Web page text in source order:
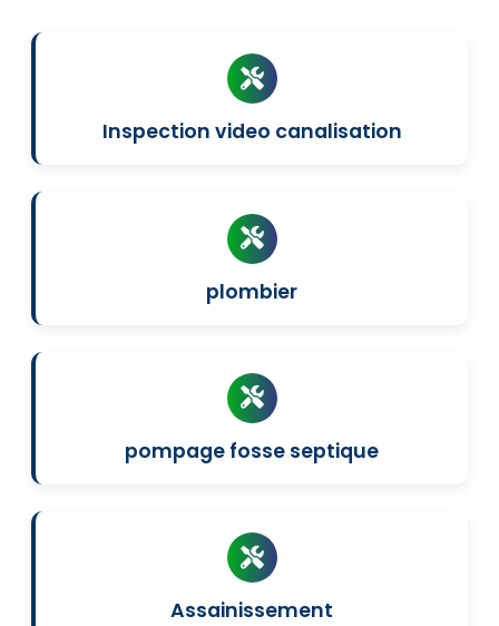
Inspection video canalisation
plombier
pompage fosse septique
Assainissement